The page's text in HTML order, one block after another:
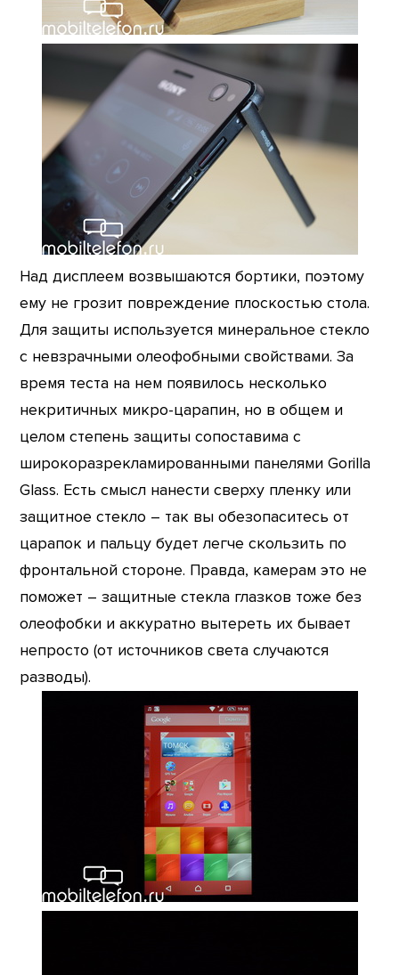
Над дисплеем возвышаются бортики, поэтому
ему не грозит повреждение плоскостью стола.
Для защиты используется минеральное стекло
с невзрачными олеофобными свойствами. За
время теста на нем появилось несколько
некритичных микро-царапин, но в общем и
целом степень защиты сопоставима с
широкоразрекламированными панелями Gorilla
Glass. Есть смысл нанести сверху пленку или
защитное стекло – так вы обезопаситесь от
царапок и пальцу будет легче скользить по
фронтальной стороне. Правда, камерам это не
поможет – защитные стекла глазков тоже без
олеофобки и аккуратно вытереть их бывает
непросто (от источников света случаются
разводы).